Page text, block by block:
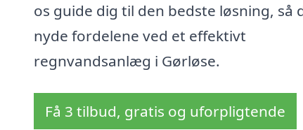
os guide dig til den bedste løsning, så
nyde fordelene ved et effektivt
regnvandsanlæg i Gørløse.
Få 3 tilbud, gratis og uforpligtende